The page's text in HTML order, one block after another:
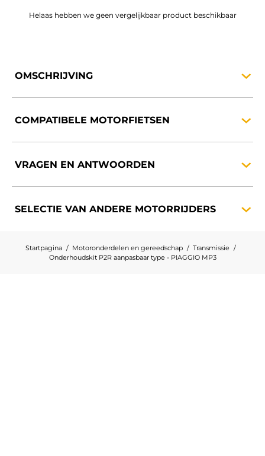
Helaas hebben we geen vergelijkbaar product beschikbaar
OMSCHRIJVING
COMPATIBELE MOTORFIETSEN
VRAGEN EN ANTWOORDEN
SELECTIE VAN ANDERE MOTORRIJDERS
Startpagina Motoronderdelen en gereedschap
Transmissie
Onderhoudskit P2R aanpasbaar type - PIAGGIO MP3